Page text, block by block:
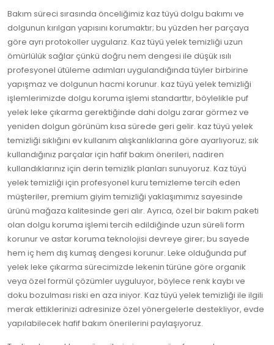
Bakım süreci sırasında önceliğimiz kaz tüyü dolgu bakımı ve
dolgunun kırılgan yapısını korumaktır; bu yüzden her parçaya
göre ayrı protokoller uygularız. Kaz tüyü yelek temizliği uzun
ömürlülük sağlar çünkü doğru nem dengesi ile düşük ısılı
profesyonel ütüleme adımları uygulandığında tüyler birbirine
yapışmaz ve dolgunun hacmi korunur. kaz tüyü yelek temizliği
işlemlerimizde dolgu koruma işlemi standarttır, böylelikle puf
yelek leke çıkarma gerektiğinde dahi dolgu zarar görmez ve
yeniden dolgun görünüm kısa sürede geri gelir. kaz tüyü yelek
temizliği sıklığını ev kullanım alışkanlıklarına göre ayarlıyoruz; sık
kullandığınız parçalar için hafif bakım önerileri, nadiren
kullandıklarınız için derin temizlik planları sunuyoruz. Kaz tüyü
yelek temizliği için profesyonel kuru temizleme tercih eden
müşteriler, premium giyim temizliği yaklaşımımız sayesinde
ürünü mağaza kalitesinde geri alır. Ayrıca, özel bir bakım paketi
olan dolgu koruma işlemi tercih edildiğinde uzun süreli form
korunur ve astar koruma teknolojisi devreye girer; bu sayede
hem iç hem dış kumaş dengesi korunur. Leke olduğunda puf
yelek leke çıkarma sürecimizde lekenin türüne göre organik
veya özel formül çözümler uyguluyor, böylece renk kaybı ve
doku bozulması riski en aza iniyor. Kaz tüyü yelek temizliği ile ilgili
merak ettiklerinizi adresinize özel yönergelerle destekliyor, evde
yapılabilecek hafif bakım önerilerini paylaşıyoruz.